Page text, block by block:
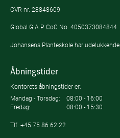
CVR-nr. 28848609
Global G.A.P. CoC No. 4050373084844
Johansens Planteskole har
Åbningstider
Kontorets åbningstider er:
Mandag - Torsdag:
08:00 - 16:00
Fredag:
08:00 - 15:30
Tlf. +45 75 86 62 22